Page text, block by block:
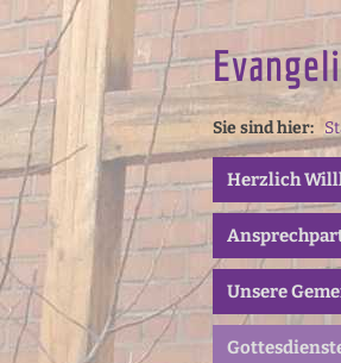
Sie sind hier:
Herzlich
Unsere